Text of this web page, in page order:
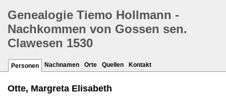
Genealogie Tiemo Hollmann -
Nachkommen von Gossen sen.
Clawesen 1530
Personen Nachnamen Orte Quellen Kontakt
Otte, Margreta Elisabeth